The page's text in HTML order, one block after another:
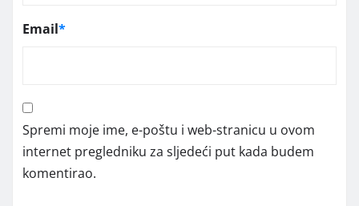
Email*
Spremi moje ime, e-poštu i web-stranicu u ovom
internet pregledniku za sljedeći put kada budem
komentirao.